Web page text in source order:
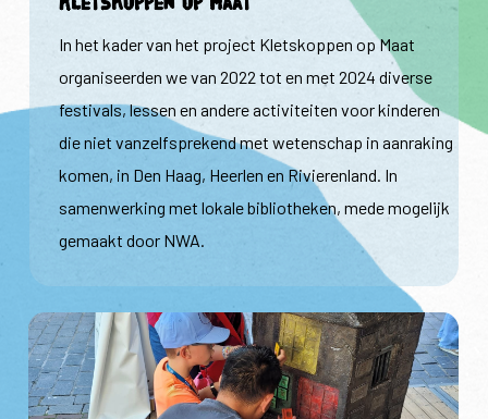
Kletskoppen op maat
In het kader van het project Kletskoppen op Maat
organiseerden we van 2022 tot en met 2024 diverse
festivals, lessen en andere activiteiten voor kinderen
die niet vanzelfsprekend met wetenschap in aanraking
komen, in Den Haag, Heerlen en Rivierenland. In
samenwerking met lokale bibliotheken, mede mogelijk
gemaakt door NWA.